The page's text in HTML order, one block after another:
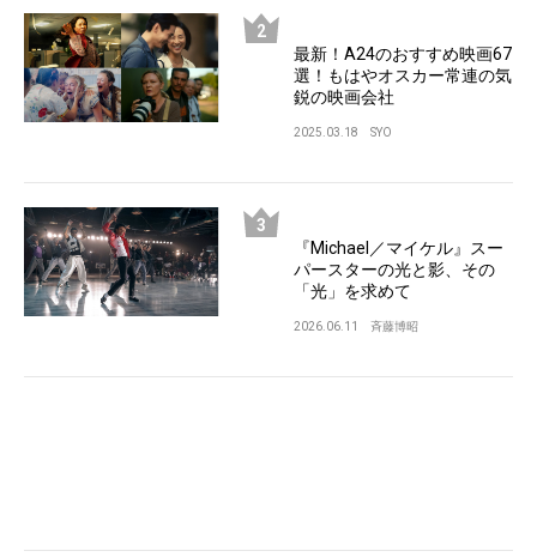
最新！A24のおすすめ映画67
選！もはやオスカー常連の気
鋭の映画会社
2025.03.18 SYO
『Michael／マイケル』スー
パースターの光と影、その
「光」を求めて
2026.06.11 斉藤博昭